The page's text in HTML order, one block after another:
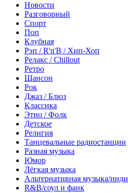
Новости
Разговорный
Спорт
Поп
Клубная
Рэп / R'n'B / Хип-Хоп
Релакс / Chillout
Ретро
Шансон
Рок
Джаз / Блюз
Классика
Этно / Фолк
Детское
Религия
Танцевальные радиостанции
Разная музыка
Юмор
Лёгкая музыка
Альтернативная музыка/инди
R&B/cоул и фанк